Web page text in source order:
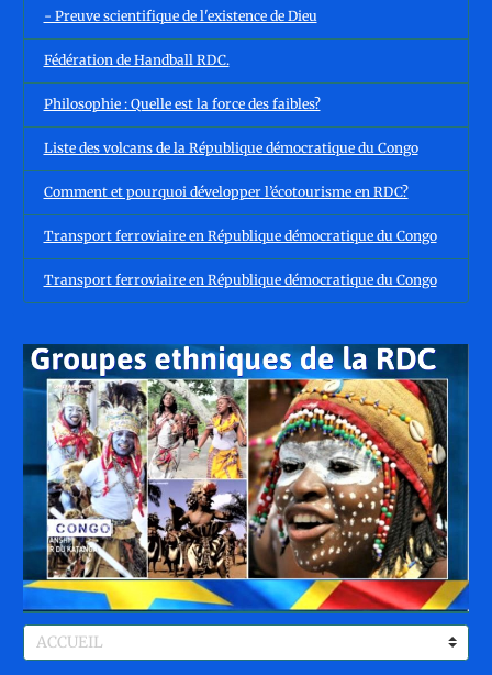
- Preuve scientifique de l'existence de Dieu
Fédération de Handball RDC.
Philosophie : Quelle est la force des faibles?
Liste des volcans de la République démocratique du Congo
Comment et pourquoi développer l’écotourisme en RDC?
Transport ferroviaire en République démocratique du Congo
Transport ferroviaire en République démocratique du Congo